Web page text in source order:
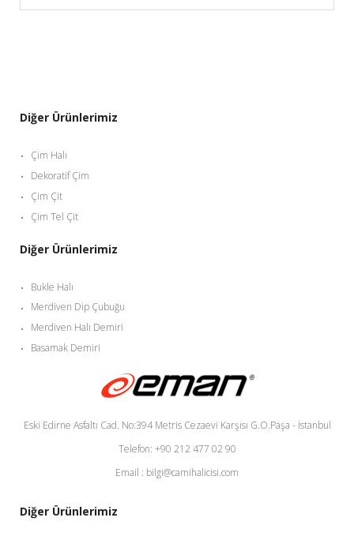
Diğer Ürünlerimiz
Çim Halı
Dekoratif Çim
Çim Çit
Çim Tel Çit
Diğer Ürünlerimiz
Bukle Halı
Merdiven Dip Çubuğu
Merdiven Halı Demiri
Basamak Demiri
Eski Edirne Asfaltı Cad. No:394 Metris Cezaevi Karşısı G.O.Paşa - İstanbul
Telefon: +90 212 477 02 90
Email : bilgi@camihalicisi.com
Diğer Ürünlerimiz